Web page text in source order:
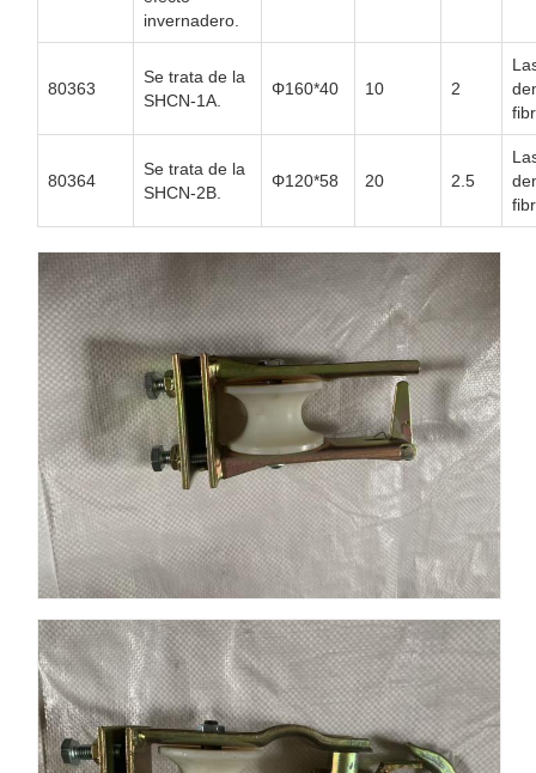
invernadero.
80363
Se trata de la
SHCN-1A.
Φ160*40 10 2
80364
Se trata de la
SHCN-2B.
Φ120*58 20 2.5